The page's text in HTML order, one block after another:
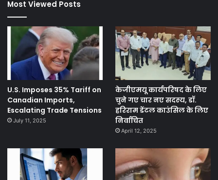
Most Viewed Posts
U.S. Imposes 35% Tariff on
Canadian Imports,
Escalating Trade Tensions
July 11, 2025
केजीएमयू कार्यपरिषद के लिए
चुने गए चार नए सदस्‍य, डॉ.
हरिराम डेंटल काउंसिल के लिए
निर्वाचित
April 12, 2025